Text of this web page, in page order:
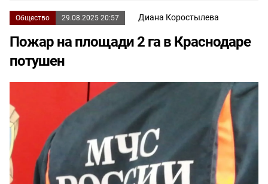
Общество 29.08.2025 20:57 Диана Коростылева
Пожар на площади 2 га в Краснодаре
потушен